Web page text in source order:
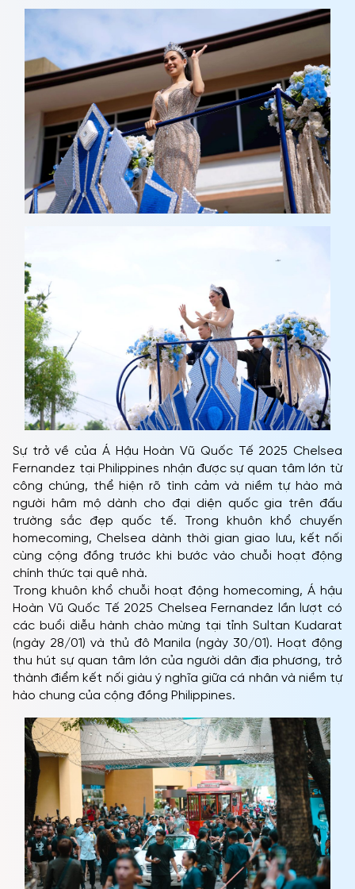
Sự trở về của Á Hậu Hoàn Vũ Quốc Tế 2025 Chelsea
Fernandez tại Philippines nhận được sự quan tâm lớn từ
công chúng, thể hiện rõ tình cảm và niềm tự hào mà
người hâm mộ dành cho đại diện quốc gia trên đấu
trường sắc đẹp quốc tế. Trong khuôn khổ chuyến
homecoming, Chelsea dành thời gian giao lưu, kết nối
cùng cộng đồng trước khi bước vào chuỗi hoạt động
chính thức tại quê nhà.
Trong khuôn khổ chuỗi hoạt động homecoming, Á hậu
Hoàn Vũ Quốc Tế 2025 Chelsea Fernandez lần lượt có
các buổi diễu hành chào mừng tại tỉnh Sultan Kudarat
(ngày 28/01) và thủ đô Manila (ngày 30/01). Hoạt động
thu hút sự quan tâm lớn của người dân địa phương, trở
thành điểm kết nối giàu ý nghĩa giữa cá nhân và niềm tự
hào chung của cộng đồng Philippines.